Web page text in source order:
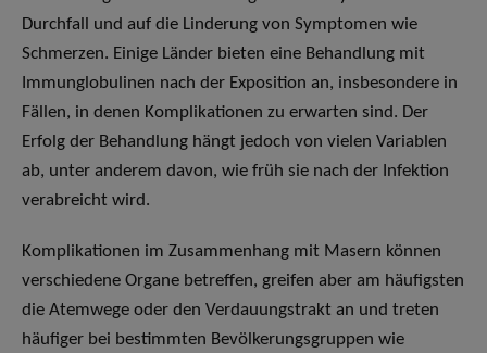
Durchfall und auf die Linderung von Symptomen wie
Schmerzen. Einige Länder bieten eine Behandlung mit
Immunglobulinen nach der Exposition an, insbesondere in
Fällen, in denen Komplikationen zu erwarten sind. Der
Erfolg der Behandlung hängt jedoch von vielen Variablen
ab, unter anderem davon, wie früh sie nach der Infektion
verabreicht wird.
Komplikationen im Zusammenhang mit Masern können
verschiedene Organe betreffen, greifen aber am häufigsten
die Atemwege oder den Verdauungstrakt an und treten
häufiger bei bestimmten Bevölkerungsgruppen wie